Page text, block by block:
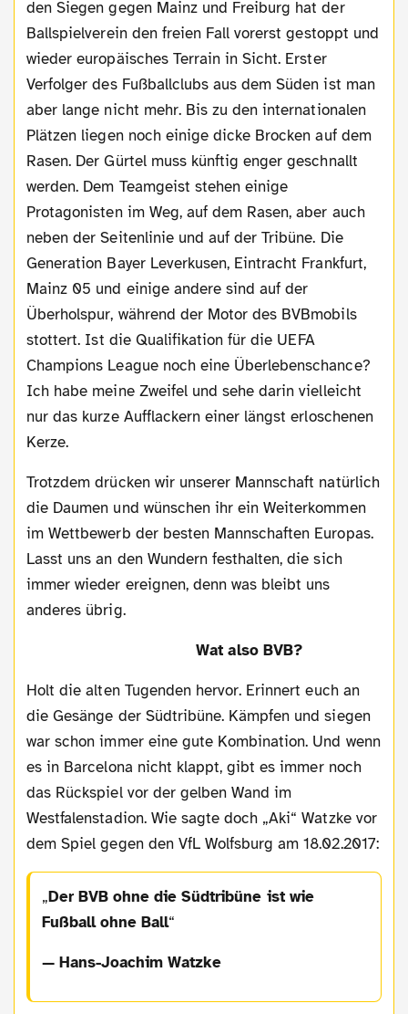
den Siegen gegen Mainz und Freiburg hat der
Ballspielverein den freien Fall vorerst gestoppt und
wieder europäisches Terrain in Sicht. Erster
Verfolger des Fußballclubs aus dem Süden ist man
aber lange nicht mehr. Bis zu den internationalen
Plätzen liegen noch einige dicke Brocken auf dem
Rasen. Der Gürtel muss künftig enger geschnallt
werden. Dem Teamgeist stehen einige
Protagonisten im Weg, auf dem Rasen, aber auch
neben der Seitenlinie und auf der Tribüne. Die
Generation Bayer Leverkusen, Eintracht Frankfurt,
Mainz 05 und einige andere sind auf der
Überholspur, während der Motor des BVBmobils
stottert. Ist die Qualifikation für die UEFA
Champions League noch eine Überlebenschance?
Ich habe meine Zweifel und sehe darin vielleicht
nur das kurze Aufflackern einer längst erloschenen
Kerze.
Trotzdem drücken wir unserer Mannschaft natürlich
die Daumen und wünschen ihr ein Weiterkommen
im Wettbewerb der besten Mannschaften Europas.
Lasst uns an den Wundern festhalten, die sich
immer wieder ereignen, denn was bleibt uns
anderes übrig.
Wat also BVB?
Holt die alten Tugenden hervor. Erinnert euch an
die Gesänge der Südtribüne. Kämpfen und siegen
war schon immer eine gute Kombination. Und wenn
es in Barcelona nicht klappt, gibt es immer noch
das Rückspiel vor der gelben Wand im
Westfalenstadion. Wie sagte doch „Aki“ Watzke vor
dem Spiel gegen den VfL Wolfsburg am 18.02.2017:
Der BVB ohne die Südtribüne ist wie
Fußball ohne Ball
— Hans-Joachim Watzke